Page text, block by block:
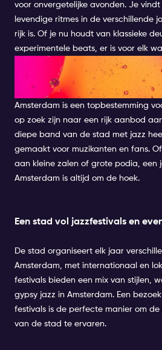
voor onvergetelijke avonden. Je
levendige ritmes in de verschillende
rijk is. Of je nu houdt van klassieke
experimentele beats, er is voor elk
Live Jazz
culturele hotspot
Amsterdam is een topbestemming
op zoek zijn naar een rijk aanbod
diepe band van de stad met jazz
gemaakt voor muzikanten en fans.
aan kleine zalen of grote podia, een
Amsterdam is altijd om de hoek.
Een stad vol jazzfestivals en
De stad organiseert elk jaar
Amsterdam, met internationaal en
festivals bieden een mix van stijlen,
gypsy jazz in Amsterdam. Een
festivals is de perfecte manier om de
van de stad te ervaren.